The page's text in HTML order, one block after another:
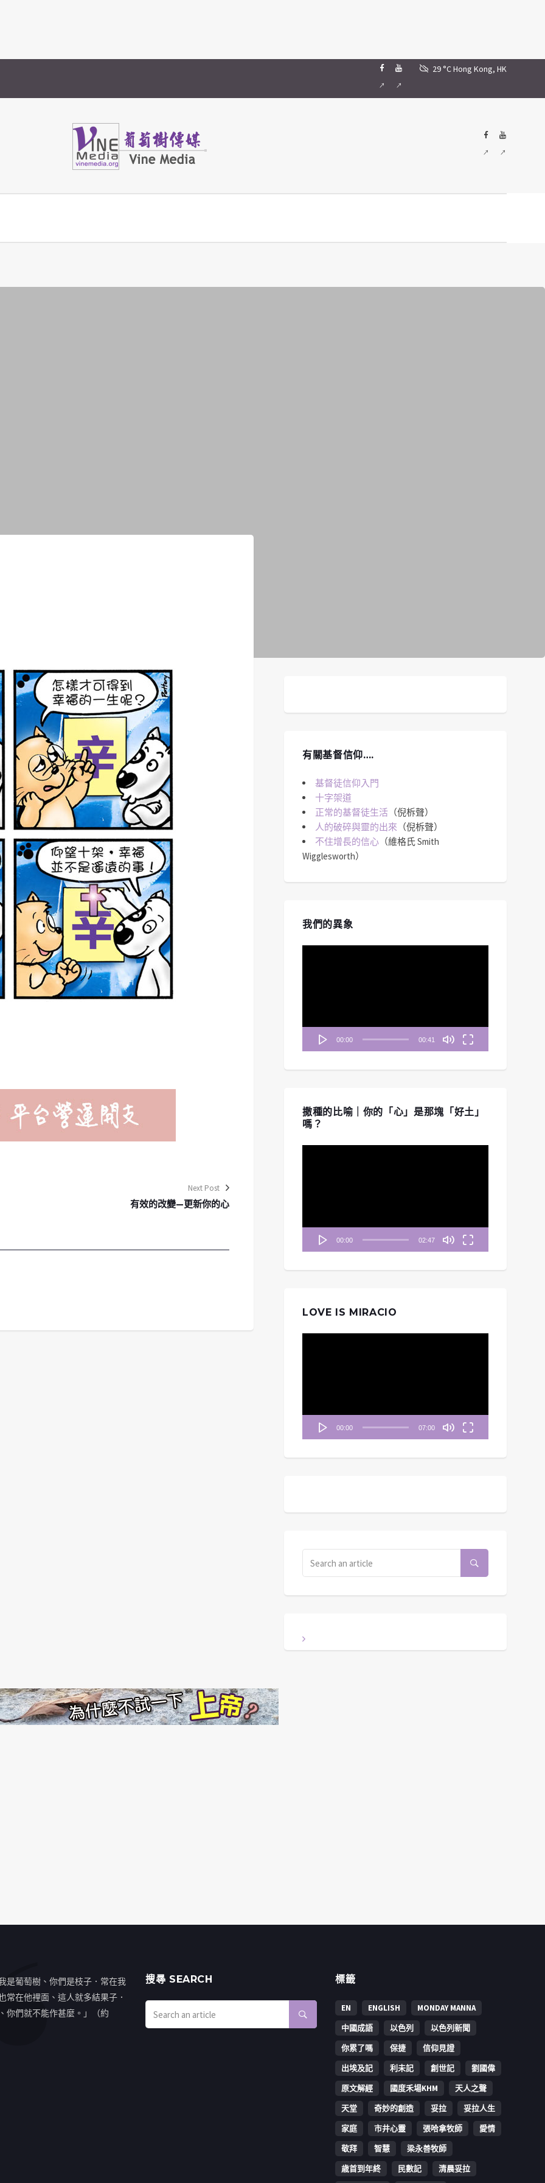
29 °CHong Kong, HK
Next Post
有效的改變—更新你的心
有關基督信仰….
基督徒信仰入門
十字架道
正常的基督徒生活 （倪柝聲）
人的破碎與靈的出來 （倪柝聲）
不住增長的信心 （維格氏 Smith
Wigglesworth）
我們的異象
00:00 00:41
撒種的比喻｜你的「心」是那塊「好土」
嗎？
00:00 02:47
LOVE IS MIRACIO
00:00 07:00
是葡萄樹、你們是枝子．常在我
常在他裡面、這人就多結果子．
你們就不能作甚麼。」（約
搜㝷 SEARCH 標籤
EN ENGLISH
MONDAY MANNA
中國成語
以色列
以色列新聞
你累了嗎
保捷
信仰見證
出埃及記
利未記 創世記
劉國偉
原文解經
國度禾場KHM
天人之聲
天堂
奇妙的創造 妥拉
妥拉人生
家庭
市井心靈 張哈拿牧師
愛情
敬拜
智慧
梁永善牧師
歳首到年終
民數記 清晨妥拉